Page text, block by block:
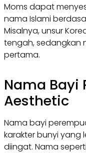
Moms dapat
nama Islami
Misalnya, unsur
tengah, sedangkan
pertama.
Nama Bayi
Aesthetic
Nama bayi
karakter bunyi yang
diingat. Nama